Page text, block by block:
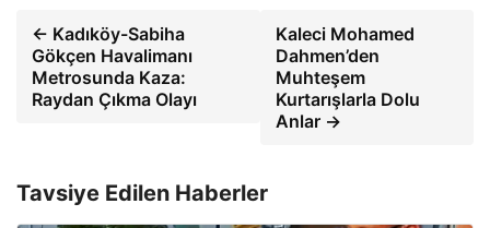
← Kadıköy-Sabiha
Gökçen Havalimanı
Metrosunda Kaza:
Raydan Çıkma Olayı
Kaleci Mohamed
Dahmen’den
Muhteşem
Kurtarışlarla Dolu
Anlar →
Tavsiye Edilen Haberler